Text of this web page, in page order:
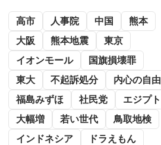
高市 人事院 中国
熊本
大阪
熊本地震
東京
イオンモール
国旗損壊罪
東大
不起訴処分
内心の自由
福島みずほ
社民党
エジプト
大幅増
若い世代
鳥取地検
インドネシア
ドラえもん